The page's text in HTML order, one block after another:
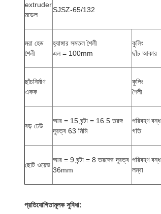
extruder
মডেল
SJSZ-65/132
মরা হেড
শৈলী
হ্যাঙ্গার সমতল শৈলী
এল = 100mm
কুলিং
ছাঁচ আকার
ছাঁচনির্মাণ
একক
কুলিং
শৈলী
বড় ঢেউ
আর = 15 ঘন্টা = 16.5 তরঙ্গ
দূরত্ব 63 মিমি
পরিবহণ বন্ধ
গতি
ছোট ওয়েভ
আর = 9 ঘন্টা = 8 তরঙ্গের দূরত্ব
36mm
পরিবহণ বন্ধ
লম্বা
প্রতিযোগিতামূলক সুবিধা: